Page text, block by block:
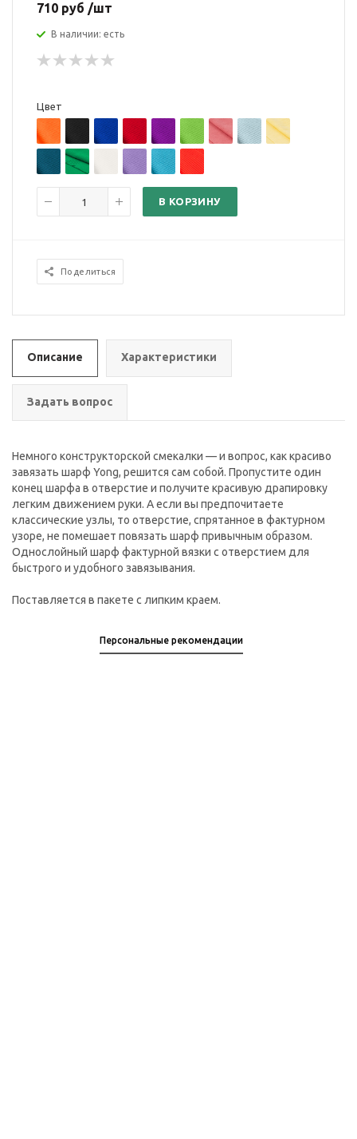
710 руб /шт
В наличии: есть
Цвет
В КОРЗИНУ
Поделиться
Описание Характеристики
Задать вопрос
Немного конструкторской смекалки — и вопрос, как красиво
завязать шарф Yong, решится сам собой. Пропустите один
конец шарфа в отверстие и получите красивую драпировку
легким движением руки. А если вы предпочитаете
классические узлы, то отверстие, спрятанное в фактурном
узоре, не помешает повязать шарф привычным образом.
Однослойный шарф фактурной вязки с отверстием для
быстрого и удобного завязывания.
Поставляется в пакете с липким краем.
Персональные рекомендации